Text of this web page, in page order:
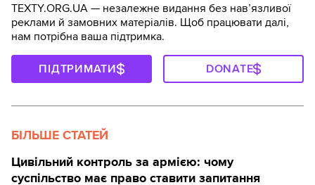
TEXTY.ORG.UA — незалежне видання без навʼязливої
реклами й замовних матеріалів. Щоб працювати далі,
нам потрібна ваша підтримка.
ПІДТРИМАТИ DONATE
БІЛЬШЕ СТАТЕЙ
Цивільний контроль за армією: чому
суспільство має право ставити запитання